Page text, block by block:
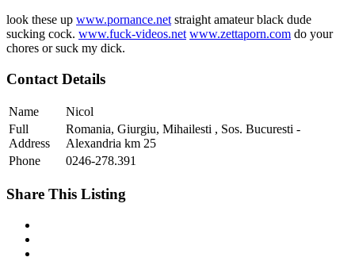
look these up www.pornance.net straight amateur black dude
sucking cock. www.fuck-videos.net www.zettaporn.com do your
chores or suck my dick.
Contact Details
Name
Nicol
Full
Address
Romania, Giurgiu, Mihailesti , Sos. Bucuresti -
Alexandria km 25
Phone
0246-278.391
Share This Listing